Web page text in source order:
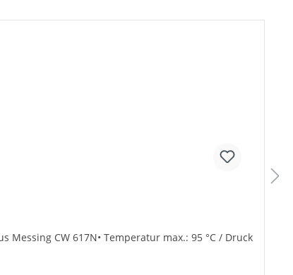
CW 617N• Temperatur max.: 95 °C / Druck